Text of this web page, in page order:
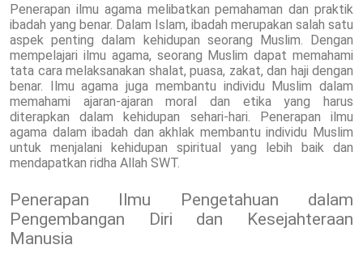
Penerapan ilmu agama melibatkan pemahaman dan praktik
ibadah yang benar. Dalam Islam, ibadah merupakan salah satu
aspek penting dalam kehidupan seorang Muslim. Dengan
mempelajari ilmu agama, seorang Muslim dapat memahami
tata cara melaksanakan shalat, puasa, zakat, dan haji dengan
benar. Ilmu agama juga membantu individu Muslim dalam
memahami ajaran-ajaran moral dan etika yang harus
diterapkan dalam kehidupan sehari-hari. Penerapan ilmu
agama dalam ibadah dan akhlak membantu individu Muslim
untuk menjalani kehidupan spiritual yang lebih baik dan
mendapatkan ridha Allah SWT.
Penerapan Ilmu Pengetahuan dalam
Pengembangan Diri dan Kesejahteraan
Manusia